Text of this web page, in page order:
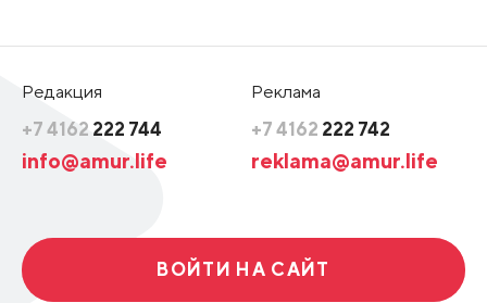
Редакция
+7 4162 222 744
info@amur.life
Реклама
+7 4162 222 742
reklama@amur.life
ВОЙТИ НА САЙТ